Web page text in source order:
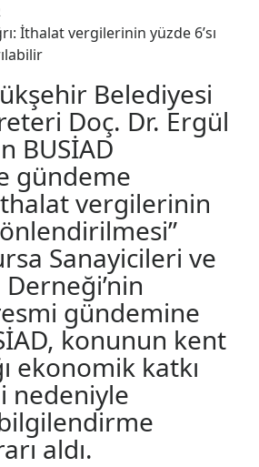
Belediyesi
Doç. Dr. Ergül
BUSİAD
gündeme
vergilerinin
Sanayicileri ve
gündemine
konunun kent
ekonomik katkı
nedeniyle
aldı.